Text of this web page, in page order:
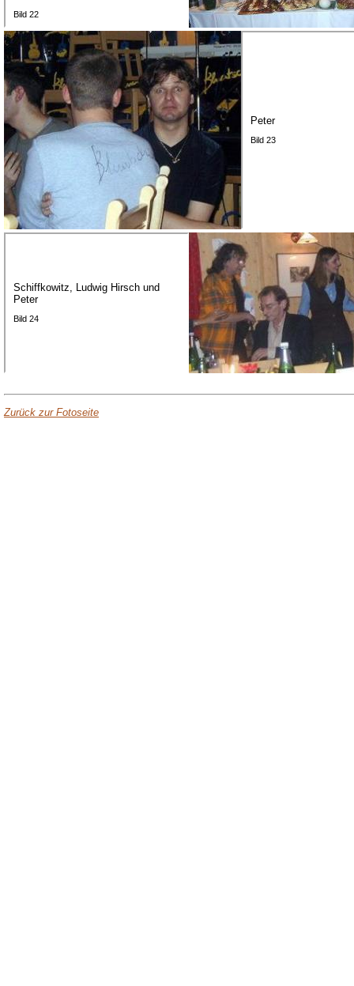
Bild 22
Peter
Bild 23
Schiffkowitz, Ludwig Hirsch und
Peter
Bild 24
Zurück zur Fotoseite